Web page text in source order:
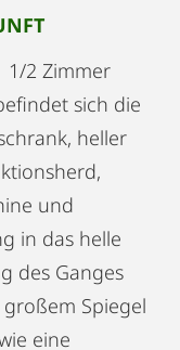
1/2 Zimmer
sich die
heller
und
in das helle
des Ganges
Spiegel
eine